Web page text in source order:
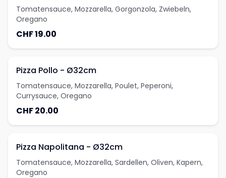
Tomatensauce, Mozzarella, Gorgonzola, Zwiebeln,
Oregano
CHF 19.00
Pizza Pollo - Ø32cm
Tomatensauce, Mozzarella, Poulet, Peperoni,
Currysauce, Oregano
CHF 20.00
Pizza Napolitana - Ø32cm
Tomatensauce, Mozzarella, Sardellen, Oliven, Kapern,
Oregano